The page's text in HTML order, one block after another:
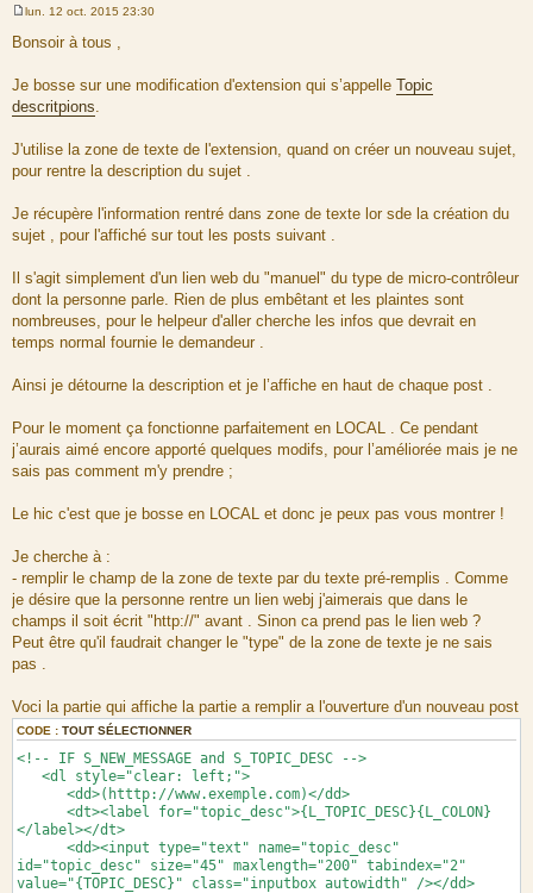
s
g
e
lun. 12 oct. 2015 23:30
Bonsoir à tous ,
Je bosse sur une modification d'extension qui s’appelle Topic
descritpions
J'utilise la zone de texte de l'extension, quand on créer un nouveau sujet,
pour rentre la description du sujet .
Je récupère l'information rentré dans zone de texte lor sde la création du
sujet , pour l'affiché sur tout les posts suivant .
Il s'agit simplement d'un lien web du "manuel" du type de micro-contrôleur
dont la personne parle. Rien de plus embêtant et les plaintes sont
nombreuses, pour le helpeur d'aller cherche les infos que devrait en
temps normal fournie le demandeur .
Ainsi je détourne la description et je l’affiche en haut de chaque post .
Pour le moment ça fonctionne parfaitement en LOCAL . Ce pendant
j’aurais aimé encore apporté quelques modifs, pour l’améliorée mais je ne
sais pas comment m'y prendre ;
Le hic c'est que je bosse en LOCAL et donc je peux pas vous montrer !
Je cherche à :
- remplir le champ de la zone de texte par du texte pré-remplis . Comme
je désire que la personne rentre un lien webj j'aimerais que dans le
champs il soit écrit "http://" avant . Sinon ca prend pas le lien web ?
Peut être qu'il faudrait changer le "type" de la zone de texte je ne sais
pas .
Voci la partie qui affiche la partie a remplir a l'ouverture d'un nouveau post
CODE : TOUT SÉLECTIONNER
<!-- IF S_NEW_MESSAGE and S_TOPIC_DESC -->
<dl style="clear: left;">
<dd>(htttp://www.exemple.com)</dd>
<dt><label for="topic_desc">{L_TOPIC_DESC}{L_COLON}
</label></dt>
<dd><input type="text" name="topic_desc"
id="topic_desc" size="45" maxlength="200" tabindex="2"
value="{TOPIC_DESC}" class="inputbox autowidth" /></dd>